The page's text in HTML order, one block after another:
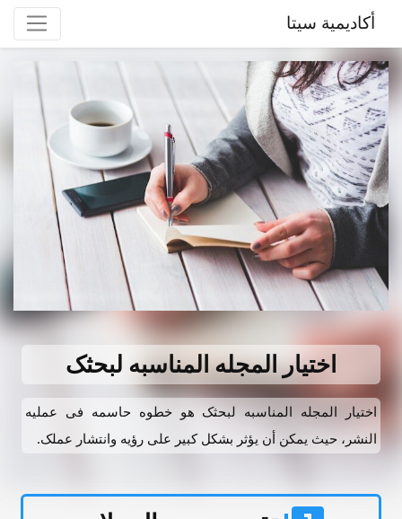
أكاديمية سيتا
اختیار المجله المناسبه لبحثک
اختیار المجله المناسبه لبحثک هو خطوه حاسمه فی عملیه
النشر، حیث یمکن أن یؤثر بشکل کبیر على رؤیه وانتشار عملک.